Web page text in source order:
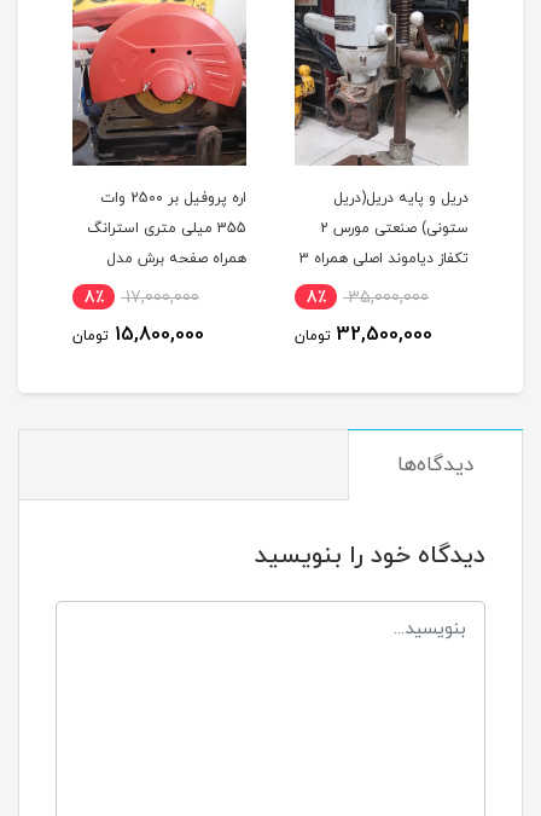
دریل و پایه دریل(دریل
ستونی) صنعتی مورس 2
تکفاز دیاموند اصلی همراه 3
نظام مدل DIAMOND J1Z-
35,000,000 8٪
32,500,000 تومان
اره پروفیل بر 2500 وات
355 میلی متری استرانگ
همراه صفحه برش مدل
STRONG STG2500 در حد 17,000,000 8٪
15,800,000 تومان
دیدگاه‌ها
دیدگاه خود را بنویسید